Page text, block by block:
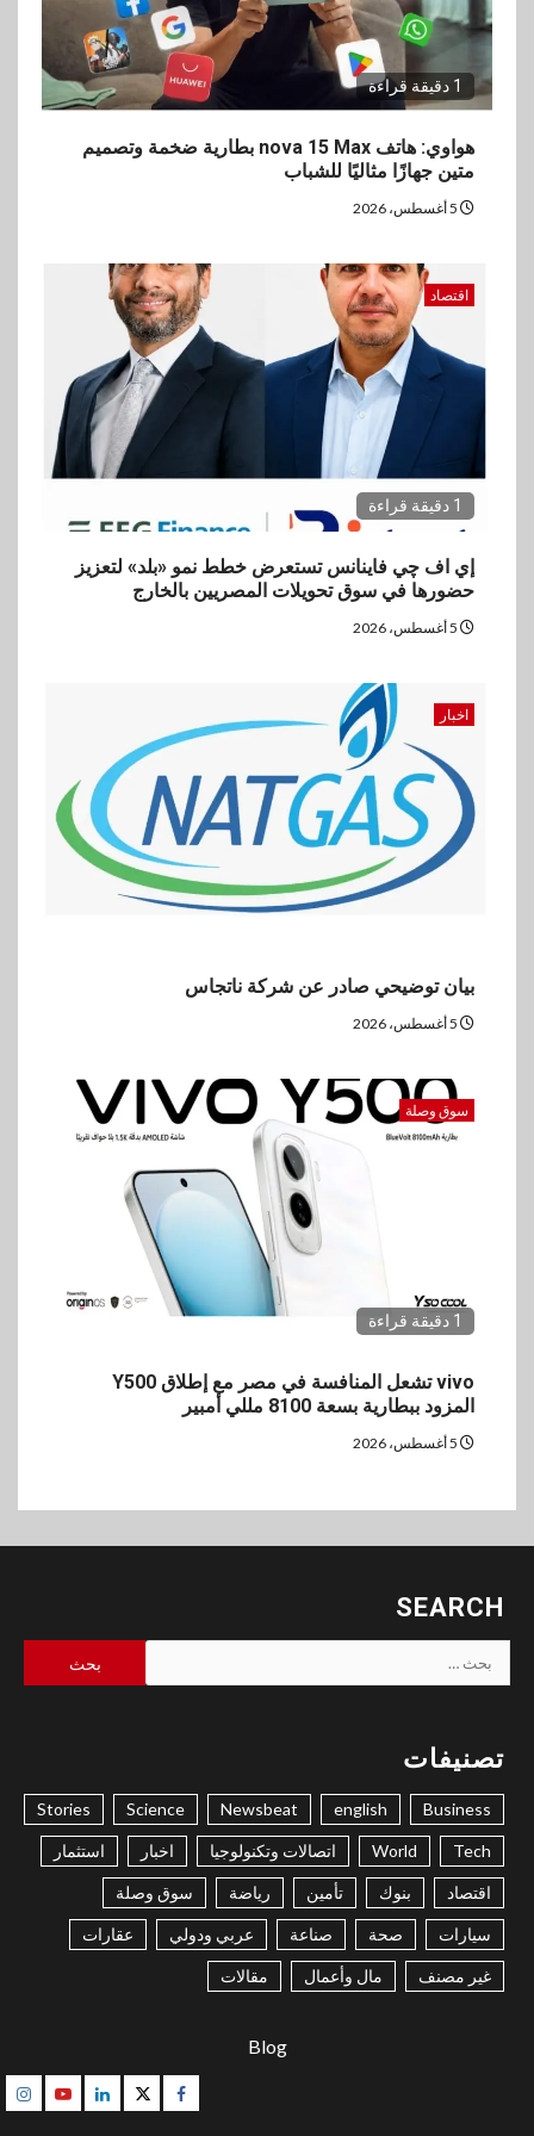
اخبار
بيان توضيحي صادر عن شركة
ناتجاس
4
سوق وصلة
vivo تشعل المنافسة في مصر
5
بنوك
نكست وكاف للتأمين يطلقان
تحالفًا استراتيجيًا لتقديم حلول
تأمينية متكاملة لعملاء البنك
1 دقيقة قراءة
هواوي: هاتف nova 15 Max بطارية ضخمة وتصميم
متين جهازًا مثاليًا للشباب
اقتصاد
1 دقيقة قراءة
إي اف چي فاينانس تستعرض خطط نمو «بلد» لتعزيز
حضورها في سوق تحويلات المصريين بالخارج
اخبار
بيان توضيحي صادر عن شركة ناتجاس
سوق وصلة
1 دقيقة قراءة
vivo تشعل المنافسة في مصر مع إطلاق Y500
المزود ببطارية بسعة 8100 مللي أمبير
SEARCH
البحث
عن:
تصنيفات
Business
english
Newsbeat
Science
Stories
Tech
World اتصالات وتكنولوجيا اخبار استثمار
اقتصاد بنوك تأمين رياضة سوق وصلة
سيارات صحة صناعة عربي ودولي عقارات
غير مصنف مال وأعمال مقالات
Blog
Facebook
Twitter
Linkedin
Youtube